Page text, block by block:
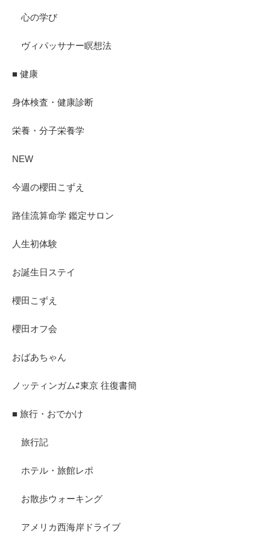
心の学び
ヴィパッサナー瞑想法
■ 健康
身体検査・健康診断
栄養・分子栄養学
NEW
今週の櫻田こずえ
路佳流算命学 鑑定サロン
人生初体験
お誕生日ステイ
櫻田こずえ
櫻田オフ会
おばあちゃん
ノッティンガム⇄東京 往復書簡
■ 旅行・おでかけ
旅行記
ホテル・旅館レポ
お散歩ウォーキング
アメリカ西海岸ドライブ